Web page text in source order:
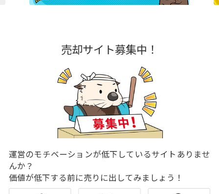
売却サイト募集中！
運営のモチベーションが低下しているサイトありませ
んか？
価値が低下する前に売りに出してみましょう！